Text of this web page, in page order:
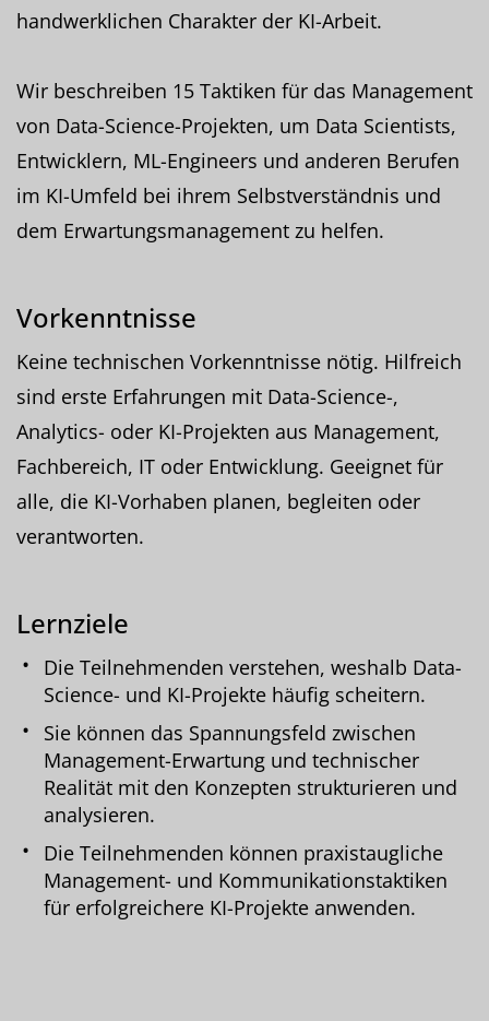
handwerklichen Charakter der KI-Arbeit.
Wir beschreiben 15 Taktiken für das Management
von Data-Science-Projekten, um Data Scientists,
Entwicklern, ML-Engineers und anderen Berufen
im KI-Umfeld bei ihrem Selbstverständnis und
dem Erwartungsmanagement zu helfen.
Vorkenntnisse
Keine technischen Vorkenntnisse nötig. Hilfreich
sind erste Erfahrungen mit Data-Science-,
Analytics- oder KI-Projekten aus Management,
Fachbereich, IT oder Entwicklung. Geeignet für
alle, die KI-Vorhaben planen, begleiten oder
verantworten.
Lernziele
Die Teilnehmenden verstehen, weshalb Data-
Science- und KI-Projekte häufig scheitern.
Sie können das Spannungsfeld zwischen
Management-Erwartung und technischer
Realität mit den Konzepten strukturieren und
analysieren.
Die Teilnehmenden können praxistaugliche
Management- und Kommunikationstaktiken
für erfolgreichere KI-Projekte anwenden.